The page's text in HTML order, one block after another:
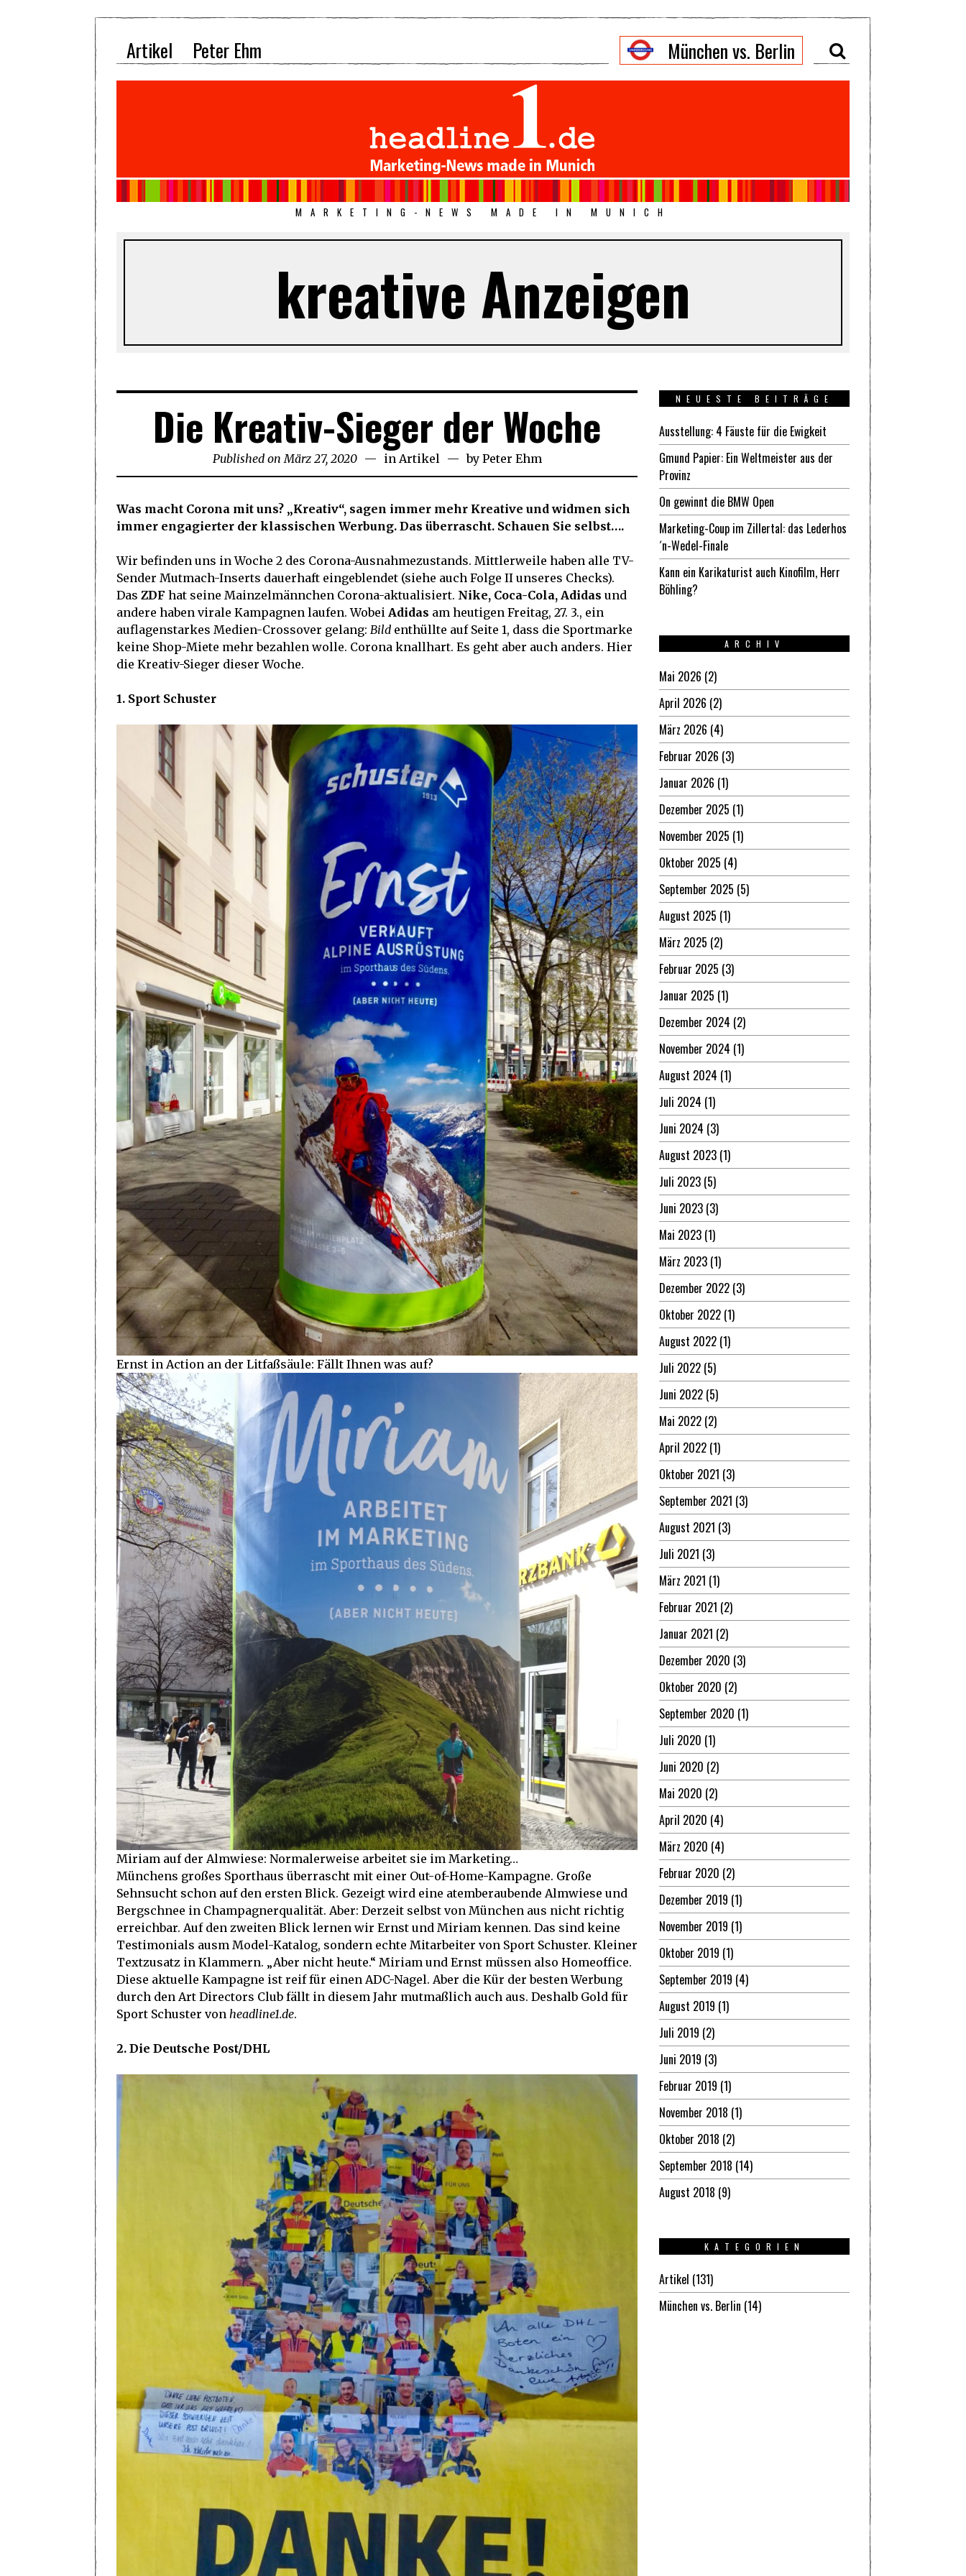
Artikel München vs. Berlin
Peter Ehm
MARKETING-NEWS MADE IN MUNICH
kreative Anzeigen
Die Kreativ-Sieger der Woche
Published on März 27, 2020März
27,
in Artikel by Peter Ehm
Was macht Corona mit uns? „Kreativ“, sagen immer mehr Kreative und widmen sich
immer engagierter der klassischen Werbung. Das überrascht. Schauen Sie selbst….
Wir befinden uns in Woche 2 des Corona-Ausnahmezustands. Mittlerweile haben alle TV-
Sender Mutmach-Inserts dauerhaft eingeblendet (siehe auch Folge II unseres Checks).
Das ZDF hat seine Mainzelmännchen Corona-aktualisiert. Nike, Coca-Cola, Adidas und
andere haben virale Kampagnen laufen. Wobei Adidas am heutigen Freitag, 27. 3., ein
auflagenstarkes Medien-Crossover gelang: Bild enthüllte auf Seite 1, dass die Sportmarke
keine Shop-Miete mehr bezahlen wolle. Corona knallhart. Es geht aber auch anders. Hier
die Kreativ-Sieger dieser Woche.
1. Sport Schuster
Ernst in Action an der Litfaßsäule: Fällt Ihnen was auf?
Miriam auf der Almwiese: Normalerweise arbeitet sie im Marketing…
Münchens großes Sporthaus überrascht mit einer Out-of-Home-Kampagne. Große
Sehnsucht schon auf den ersten Blick. Gezeigt wird eine atemberaubende Almwiese und
Bergschnee in Champagnerqualität. Aber: Derzeit selbst von München aus nicht richtig
erreichbar. Auf den zweiten Blick lernen wir Ernst und Miriam kennen. Das sind keine
Testimonials ausm Model-Katalog, sondern echte Mitarbeiter von Sport Schuster. Kleiner
Textzusatz in Klammern. „Aber nicht heute.“ Miriam und Ernst müssen also Homeoffice.
Diese aktuelle Kampagne ist reif für einen ADC-Nagel. Aber die Kür der besten Werbung
durch den Art Directors Club fällt in diesem Jahr mutmaßlich auch aus. Deshalb Gold für
Sport Schuster von headline1.de.
2. Die Deutsche Post/DHL
NEUESTE BEITRÄGE
Ausstellung: 4 Fäuste für die Ewigkeit
Gmund Papier: Ein Weltmeister aus der
Provinz
On gewinnt die BMW Open
Marketing-Coup im Zillertal: das Lederhos
´n-Wedel-Finale
Kann ein Karikaturist auch Kinofilm, Herr
Böhling?
ARCHIV
Mai 2026 (2)
April 2026 (2)
März 2026 (4)
Februar 2026 (3)
Januar 2026 (1)
Dezember 2025 (1)
November 2025 (1)
Oktober 2025 (4)
September 2025 (5)
August 2025 (1)
März 2025 (2)
Februar 2025 (3)
Januar 2025 (1)
Dezember 2024 (2)
November 2024 (1)
August 2024 (1)
Juli 2024 (1)
Juni 2024 (3)
August 2023 (1)
Juli 2023 (5)
Juni 2023 (3)
Mai 2023 (1)
März 2023 (1)
Dezember 2022 (3)
Oktober 2022 (1)
August 2022 (1)
Juli 2022 (5)
Juni 2022 (5)
Mai 2022 (2)
April 2022 (1)
Oktober 2021 (3)
September 2021 (3)
August 2021 (3)
Juli 2021 (3)
März 2021 (1)
Februar 2021 (2)
Januar 2021 (2)
Dezember 2020 (3)
Oktober 2020 (2)
September 2020 (1)
Juli 2020 (1)
Juni 2020 (2)
Mai 2020 (2)
April 2020 (4)
März 2020 (4)
Februar 2020 (2)
Dezember 2019 (1)
November 2019 (1)
Oktober 2019 (1)
September 2019 (4)
August 2019 (1)
Juli 2019 (2)
Juni 2019 (3)
Februar 2019 (1)
November 2018 (1)
Oktober 2018 (2)
September 2018 (14)
August 2018 (9)
KATEGORIEN
Artikel (131)
München vs. Berlin (14)